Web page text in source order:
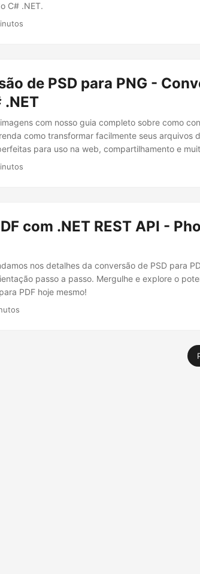
C# .NET.
de PSD para PNG -
.NET
com nosso guia completo sobre como
como transformar facilmente seus arquivos
para uso na web, compartilhamento e
com .NET REST API -
nos detalhes da conversão de PSD para
passo a passo. Mergulhe e explore o
PDF hoje mesmo!